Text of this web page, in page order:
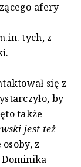
afery
tych, z
się z
by
także
jest też
z